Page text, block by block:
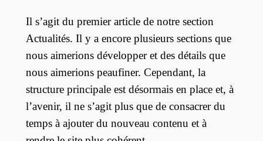
Il s’agit du premier article de notre section
Actualités. Il y a encore plusieurs sections que
nous aimerions développer et des détails que
nous aimerions peaufiner. Cependant, la
structure principale est désormais en place et, à
l’avenir, il ne s’agit plus que de consacrer du
temps à ajouter du nouveau contenu et à